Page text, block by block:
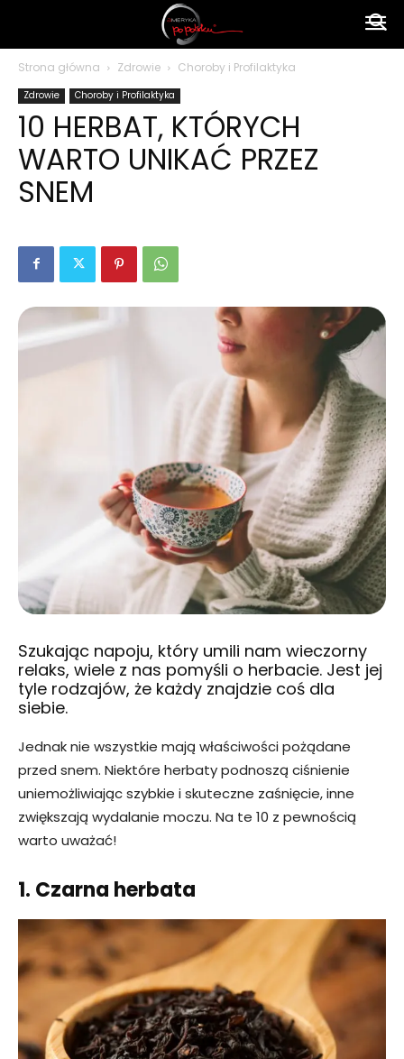
polsku
Strona główna Zdrowie Choroby i Profilaktyka
Zdrowie Choroby i Profilaktyka
10 HERBAT, KTÓRYCH
WARTO UNIKAĆ PRZEZ
SNEM
Szukając napoju, który umili nam wieczorny
relaks, wiele z nas pomyśli o herbacie. Jest jej
tyle rodzajów, że każdy znajdzie coś dla
siebie.
Jednak nie wszystkie mają właściwości pożądane
przed snem. Niektóre herbaty podnoszą ciśnienie
uniemożliwiając szybkie i skuteczne zaśnięcie, inne
zwiększają wydalanie moczu. Na te 10 z pewnością
warto uważać!
1. Czarna herbata